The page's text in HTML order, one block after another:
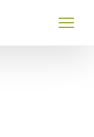
Primary